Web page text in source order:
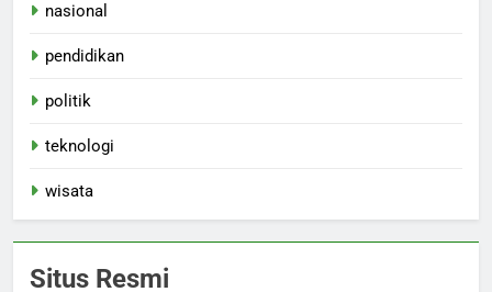
nasional
pendidikan
politik
teknologi
wisata
Situs Resmi